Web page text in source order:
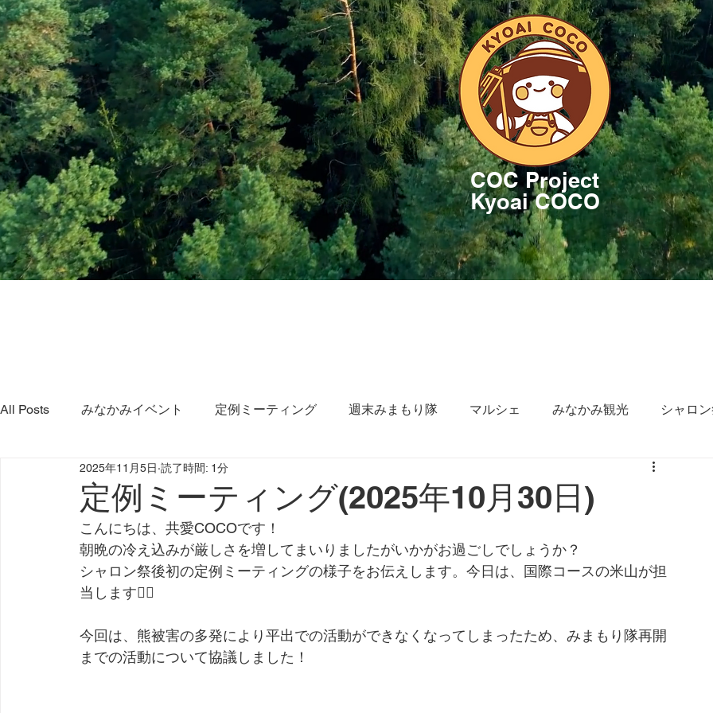
COC Project
Kyoai COCO
All Posts みなかみイベント 定例ミーティング 週末みまもり隊 マルシェ みなかみ観光 シャロ
やま・さと応緑隊 イベント fm gunma
みなかみ町観光協会 プロジェクト
利根沼田宝物グランプリ大会
定例ミーティング(2025年10月30日)
2025年11月5日 読了時間: 1分
こんにちは、共愛COCOです！
朝晩の冷え込みが厳しさを増してまいりましたがいかがお過ごしでしょうか？
シャロン祭後初の定例ミーティングの様子をお伝えします。今日は、国際コースの米山が担
当します🙇‍♂️
今回は、熊被害の多発により平出での活動ができなくなってしまったため、みまもり隊再開
までの活動について協議しました！